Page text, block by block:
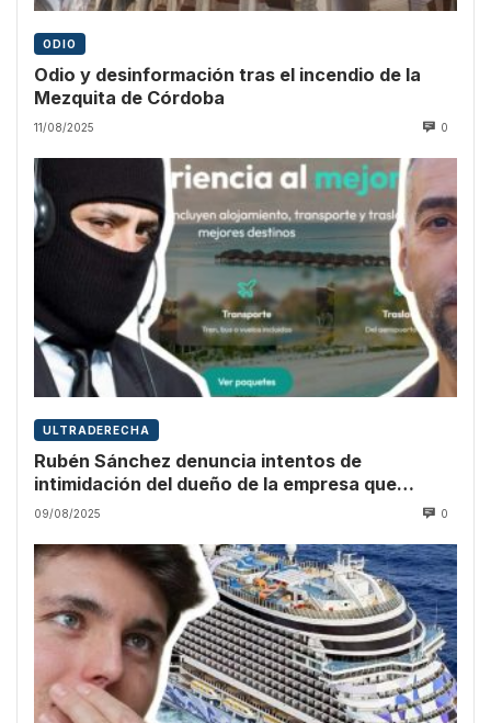
ODIO
Odio y desinformación tras el incendio de la
Mezquita de Córdoba
11/08/2025 0
ULTRADERECHA
Rubén Sánchez denuncia intentos de
intimidación del dueño de la empresa que
promocionó Vito Quiles
09/08/2025 0